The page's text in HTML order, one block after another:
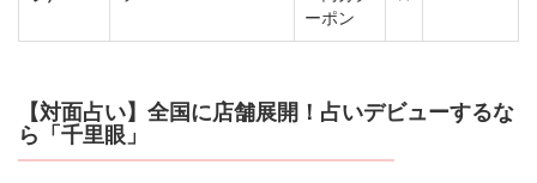
ーポン
【対面占い】全国に店舗展開！占いデビューするな
ら「千里眼」